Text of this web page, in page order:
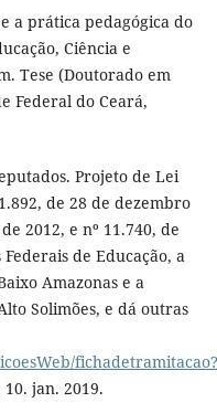
a prática pedagógica do
Ciência e
Tese (Doutorado em
Federal do Ceará,
Projeto de Lei
de 28 de dezembro
2012, e nº 11.740, de
de Educação, a
Amazonas e a
Solimões, e dá outras
fichadetramitacao?
10. jan. 2019.